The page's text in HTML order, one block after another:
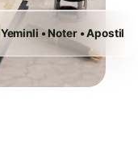
Yeminli • Noter • Apostil